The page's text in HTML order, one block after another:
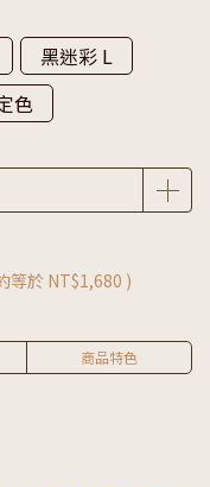
黑迷彩 L
色
等於 NT$1,680 )
商品特色